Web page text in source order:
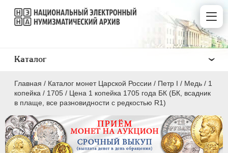
Главная / Каталог монет Царской России / Пeтр I / Медь / 1
копейка / 1705 / Цена 1 копейка 1705 года БК (БК, всадник
в плаще, все разновидности с редкостью R1)
Каталог
ПEТР I 1699 - 1725